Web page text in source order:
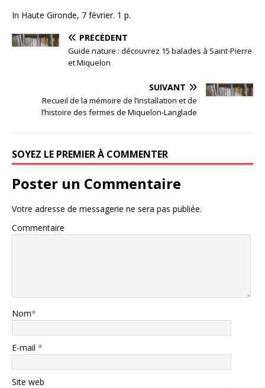
In Haute Gironde, 7 février. 1 p.
PRÉCÉDENT
Guide nature : découvrez 15 balades à Saint-Pierre
et Miquelon
SUIVANT
Recueil de la mémoire de l’installation et de
l’histoire des fermes de Miquelon-Langlade
SOYEZ LE PREMIER À COMMENTER
Poster un Commentaire
Votre adresse de messagerie ne sera pas publiée.
Commentaire
Nom*
E-mail *
Site web